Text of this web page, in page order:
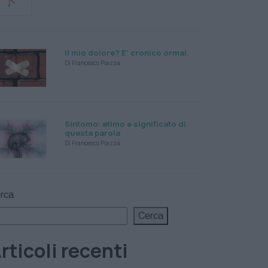
Il mio dolore? E’ cronico ormai.
Di Francesco Piazza
Sintomo: etimo e significato di
questa parola
Di Francesco Piazza
Cerca
recenti